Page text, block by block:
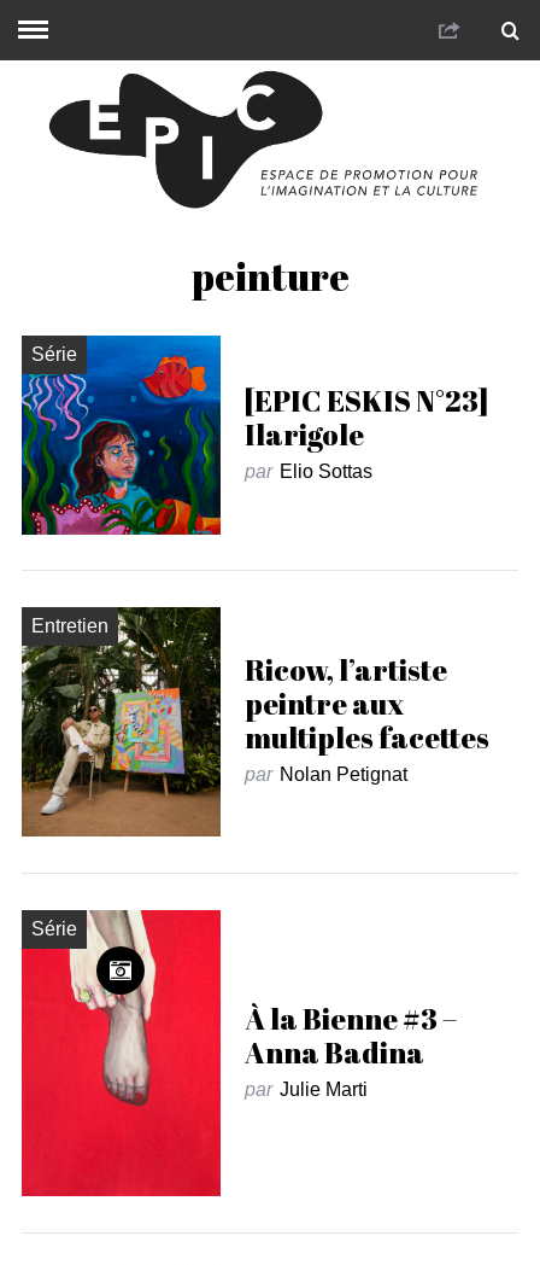
peinture
Série
[EPIC ESKIS N°23]
Ilarigole
par Elio Sottas
Entretien
Ricow, l’artiste
peintre aux
multiples facettes
par Nolan Petignat
Série
À la Bienne #3 –
Anna Badina
par Julie Marti